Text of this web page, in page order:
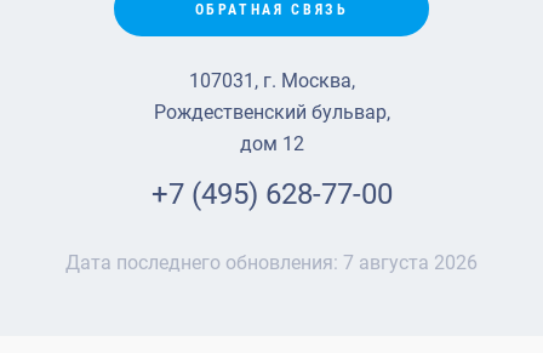
ОБРАТНАЯ СВЯЗЬ
107031, г. Москва,
Рождественский бульвар,
дом 12
+7 (495) 628-77-00
Дата последнего обновления: 7 августа 2026